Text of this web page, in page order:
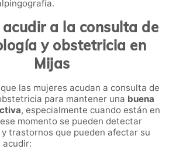
acudir a la consulta de
y obstetricia en
Mijas
las mujeres acudan a consulta de
para mantener una buena
, especialmente cuando están en
momento se pueden detectar
trastornos que pueden afectar su
acudir: